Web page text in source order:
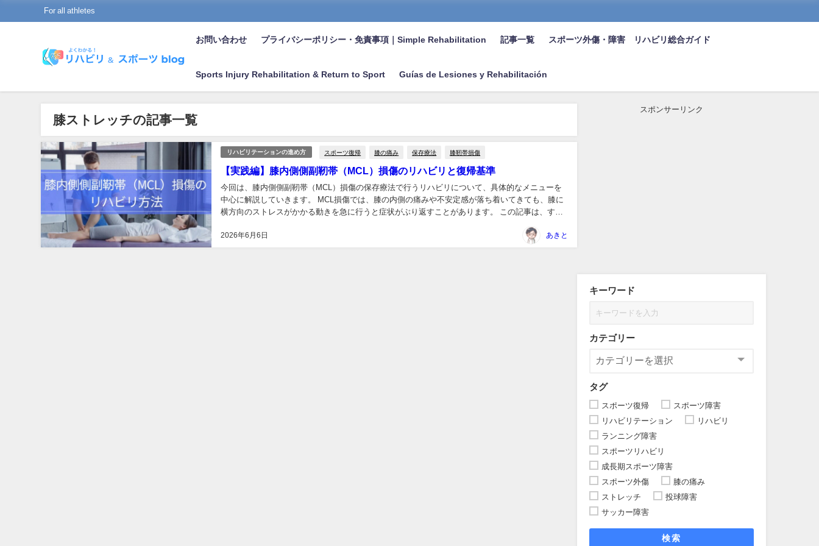
For all athletes
お問い合わせ プライバシーポリシー・免責事項｜Simple Rehabilitation 記事一覧 スポーツ外傷・障害 リハビリ総合ガイド
Sports Injury Rehabilitation & Return to Sport Guías de Lesiones y Rehabilitación
膝ストレッチの記事一覧
リハビリテーションの進め方 スポーツ復帰 膝の痛み 保存療法 膝靭帯損傷
【実践編】膝内側側副靭帯（MCL）損傷のリハビリと復帰基準
2026年6月6日
今回は、膝内側側副靭帯（MCL）損傷の保存療法で行うリハビリについて、具体的なメニューを
中心に解説していきます。 MCL損傷では、膝の内側の痛みや不安定感が落ち着いてきても、膝に
横方向のストレスがかかる動きを急に行うと症状がぶり返すことがあります。 この記事は、すで
あきと
スポンサーリンク
キーワード
カテゴリー
タグ
スポーツ復帰
スポーツ障害
リハビリテーション
リハビリ
ランニング障害
スポーツリハビリ
成長期スポーツ障害
スポーツ外傷
膝の痛み
ストレッチ
投球障害
サッカー障害
検索